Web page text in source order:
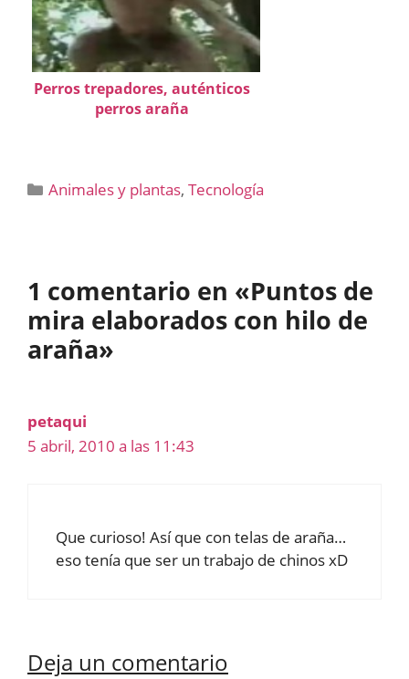
Perros trepadores, auténticos
perros araña
Categorías
Animales y plantas,Tecnología
1 comentario en «Puntos de
mira elaborados con hilo de
araña»
petaqui
5 abril, 2010 a las 11:43
Que curioso! Así que con telas de araña…
eso tenía que ser un trabajo de chinos xD
Deja un comentario